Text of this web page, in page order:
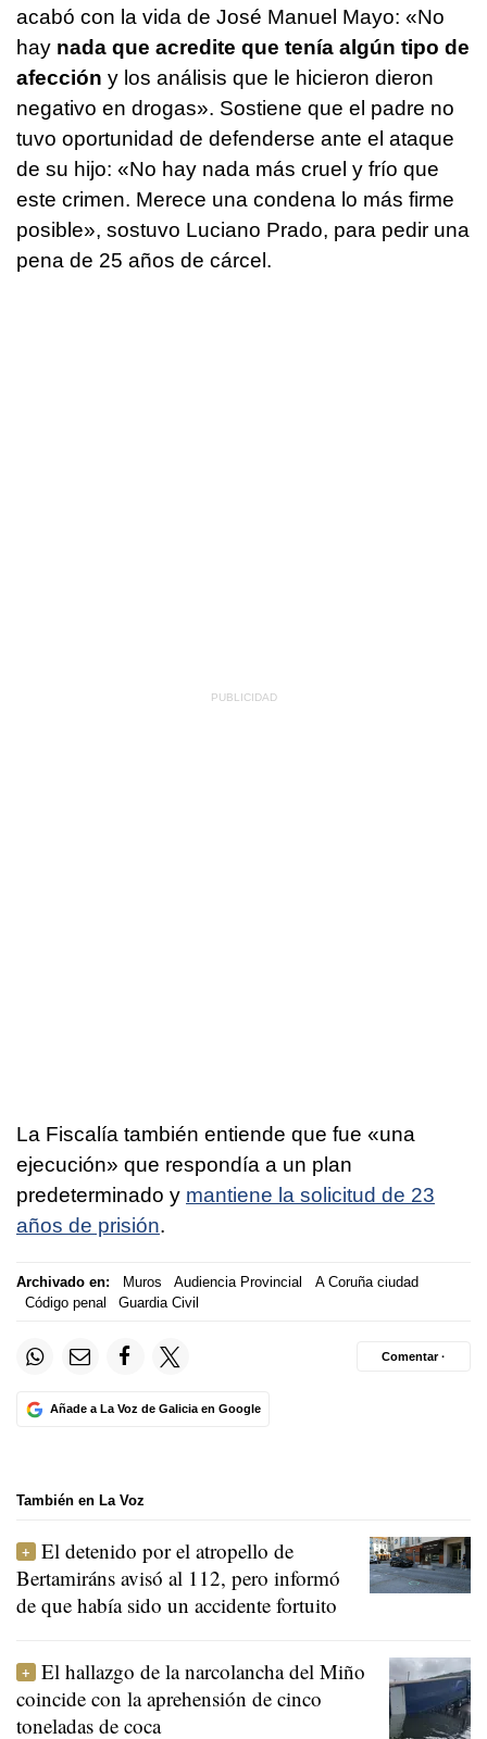
acabó con la vida de José Manuel Mayo: «No
hay nada que acredite que tenía algún tipo de
afección y los análisis que le hicieron dieron
negativo en drogas». Sostiene que el padre no
tuvo oportunidad de defenderse ante el ataque
de su hijo: «No hay nada más cruel y frío que
este crimen. Merece una condena lo más firme
posible», sostuvo Luciano Prado, para pedir una
pena de 25 años de cárcel.
La Fiscalía también entiende que fue «una
ejecución» que respondía a un plan
predeterminado y mantiene la solicitud de 23
años de prisión.
Archivado en: Muros Audiencia Provincial
A Coruña ciudad
Código penal
Guardia Civil
Añade a La Voz de Galicia en Google
Comentar ·
También en La Voz
El detenido por el atropello de
Bertamiráns avisó al 112, pero informó
de que había sido un accidente fortuito
El hallazgo de la narcolancha del Miño
coincide con la aprehensión de cinco
toneladas de coca